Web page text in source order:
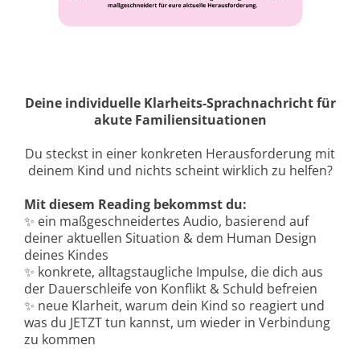
Deine individuelle Klarheits-Sprachnachricht für
akute Familiensituationen
Du steckst in einer konkreten Herausforderung mit
deinem Kind und nichts scheint wirklich zu helfen?
Mit diesem Reading bekommst du:
✨ ein maßgeschneidertes Audio, basierend auf
deiner aktuellen Situation & dem Human Design
deines Kindes
✨ konkrete, alltagstaugliche Impulse, die dich aus
der Dauerschleife von Konflikt & Schuld befreien
✨ neue Klarheit, warum dein Kind so reagiert und
was du JETZT tun kannst, um wieder in Verbindung
zu kommen